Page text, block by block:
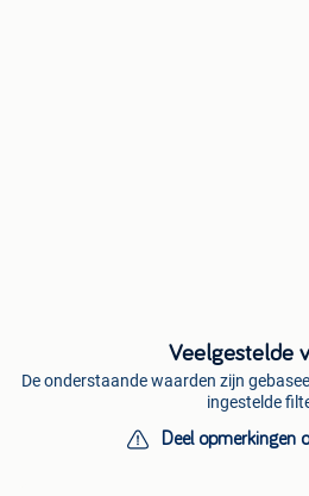
Veelgestelde
De onderstaande waarden zijn
ingestelde
Deel opmerkingen